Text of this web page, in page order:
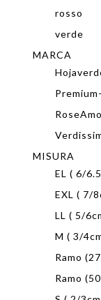
rosso
verde
MARCA
MISURA
EL ( 6/
EXL ( 7/
LL ( 5/
M ( 3/
Ramo
Ramo